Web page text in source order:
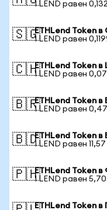
1 LEND равен
🇸🇬ETHLend Token
1 LEND равен
🇨🇭ETHLend Token
1 LEND равен
🇧🇷ETHLend Token
1 LEND равен
🇧🇩ETHLend Token
1 LEND равен 11,57
🇵🇭ETHLend Token
1 LEND равен
ETHLend Token